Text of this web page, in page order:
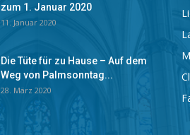
zum 1. Januar 2020
11. Januar 2020
Die Tüte für zu Hause – Auf dem
Weg von Palmsonntag...
28. März 2020